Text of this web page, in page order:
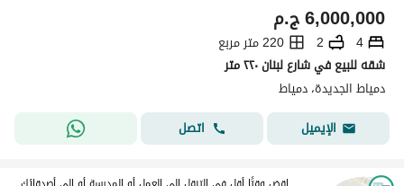
ج.م6,000,000
4
2
220 متر مربع
شقه للبيع في شارع لبنان ٢٢٠ متر
دمياط الجديدة، دمياط
الإيميل
اتصل